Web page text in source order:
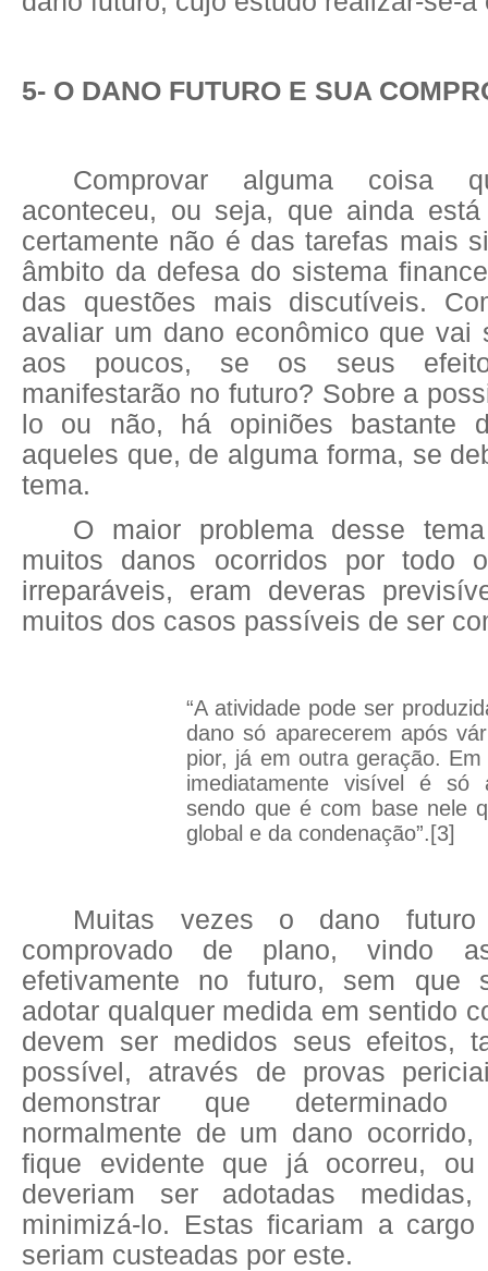
5- O DANO FUTURO E SUA
Comprovar alguma coisa
aconteceu, ou seja, que ainda
certamente não é das tarefas mais
âmbito da defesa do sistema
das questões mais discutíveis.
avaliar um dano econômico que vai
aos poucos, se os seus
manifestarão no futuro? Sobre a
lo ou não, há opiniões bastante
aqueles que, de alguma forma, se
tema.
O maior problema desse
muitos danos ocorridos por todo
irreparáveis, eram deveras
muitos dos casos passíveis de ser
“A atividade pode ser
dano só aparecerem após
pior, já em outra geração.
imediatamente visível é só
sendo que é com base nele
global e da condenação”.[3]
Muitas vezes o dano
comprovado de plano, vindo
efetivamente no futuro, sem que
adotar qualquer medida em sentido
devem ser medidos seus efeitos,
possível, através de provas
demonstrar que determinado
normalmente de um dano
fique evidente que já ocorreu,
deveriam ser adotadas
minimizá-lo. Estas ficariam a
seriam custeadas por este.